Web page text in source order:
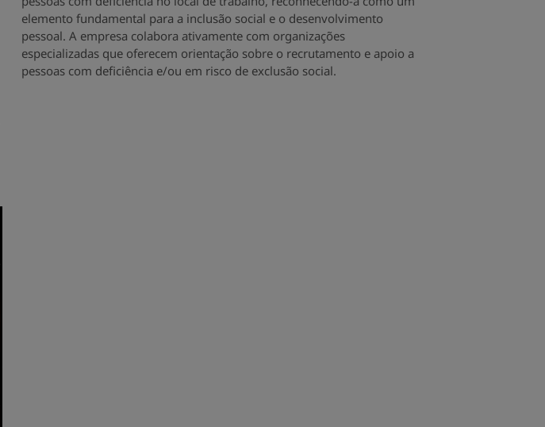
elemento fundamental para a inclusão social e o desenvolvimento
pessoal. A empresa colabora ativamente com organizações
especializadas que oferecem orientação sobre o recrutamento e apoio a
pessoas com deficiência e/ou em risco de exclusão social.